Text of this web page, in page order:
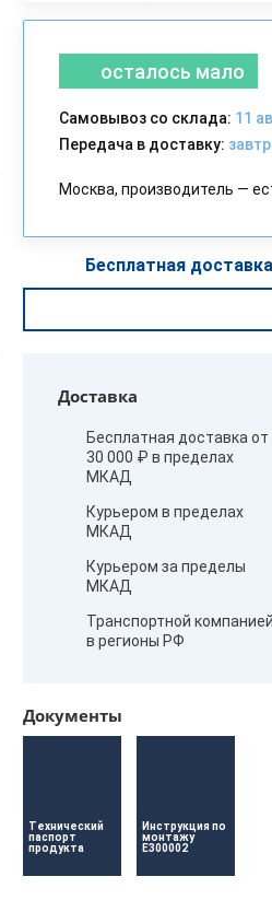
осталось мало
Самовывоз со склада: 11
Передача в доставку:
Москва, производитель —
Бесплатная
Доставка
Бесплатная доставка от
30 000 ₽ в пределах
МКАД
Курьером в пределах
МКАД
Курьером за пределы
МКАД
Транспортной компанией
в регионы РФ
Документы
Технический
паспорт
продукта
Инструкция по
монтажу
E300002